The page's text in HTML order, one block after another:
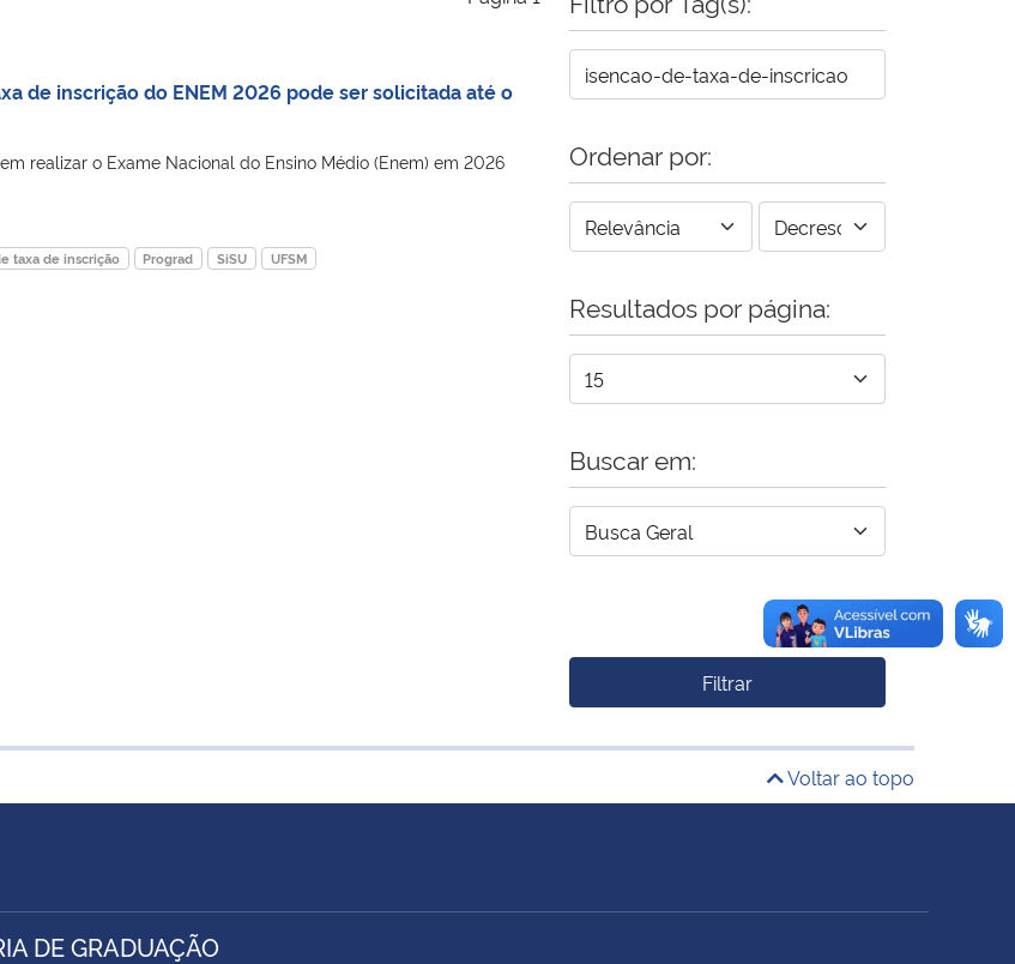
de inscrição do ENEM 2026 pode ser solicitada até o
realizar o Exame Nacional do Ensino Médio (Enem) em 2026
taxa de inscrição Prograd SiSU UFSM
Ordenar por:
Resultados por página:
Buscar em:
Filtrar
Voltar ao topo
DE GRADUAÇÃO